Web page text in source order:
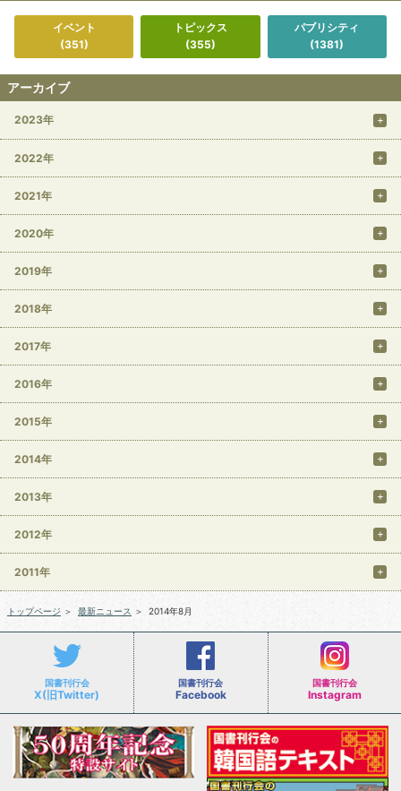
イベント
(351)
トピックス
(355)
パブリシティ
(1381)
アーカイブ
2023年
2022年
2021年
2020年
2019年
2018年
2017年
2016年
2015年
2014年
2013年
2012年
2011年
トップページ ＞ 最新ニュース ＞ 2014年8月
国書刊行会
X(旧Twitter)
国書刊行会
Facebook
国書刊行会
Instagram